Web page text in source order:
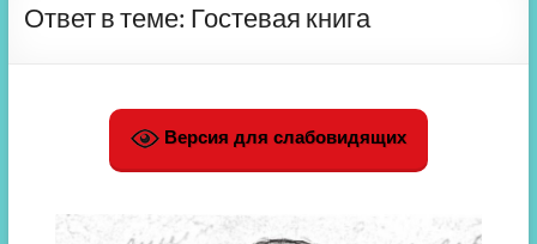
Ответ в теме: Гостевая книга
Версия для слабовидящих